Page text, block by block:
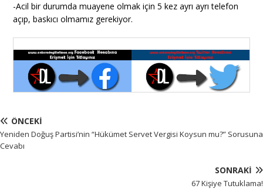
-Acil bir durumda muayene olmak için 5 kez ayrı ayrı telefon
açıp, baskıcı olmamız gerekiyor.
ÖNCEKI
Yeniden Doğuş Partisi’nin “Hükümet Servet Vergisi Koysun mu?” Sorusuna
Cevabı
SONRAKI
67 Kişiye Tutuklama!